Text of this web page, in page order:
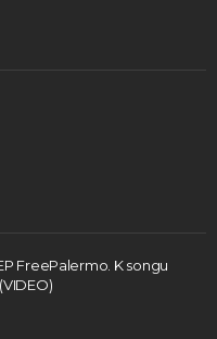
FreePalermo. K songu